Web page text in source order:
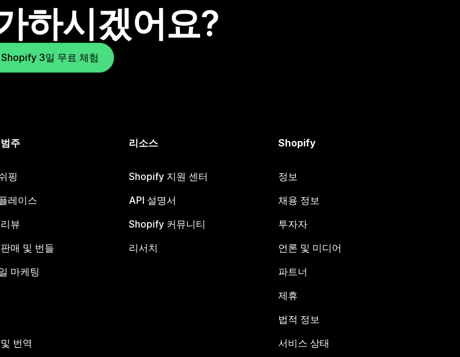
하시겠어요?
Shopify 3일 무료 체험
주
핑
레이스
뷰
매 및 번들
마케팅
번역
리소스
Shopify 지원 센터
API 설명서
Shopify 커뮤니티
리서치
Shopify
정보
채용 정보
투자자
언론 및 미디어
파트너
제휴
법적 정보
서비스 상태